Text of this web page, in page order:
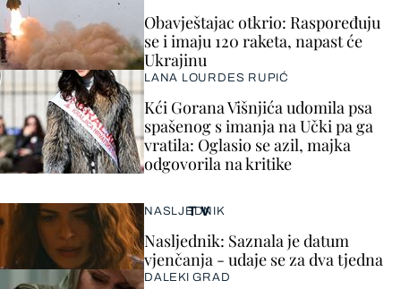
Obavještajac otkrio: Raspoređuju
se i imaju 120 raketa, napast će
Ukrajinu
LANA LOURDES RUPIĆ
Kći Gorana Višnjića udomila psa
spašenog s imanja na Učki pa ga
vratila: Oglasio se azil, majka
odgovorila na kritike
TV
NASLJEDNIK
Nasljednik: Saznala je datum
vjenčanja - udaje se za dva tjedna
DALEKI GRAD